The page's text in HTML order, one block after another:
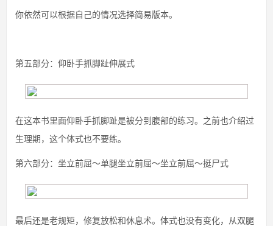
你依然可以根据自己的情况选择简易版本。
第五部分：仰卧手抓脚趾伸展式
在这本书里面仰卧手抓脚趾是被分到腹部的练习。之前也介绍过
生理期，这个体式也不要练。
第六部分：坐立前屈～单腿坐立前屈～坐立前屈～挺尸式
最后还是老规矩，修复放松和休息术。体式也没有变化，从双腿